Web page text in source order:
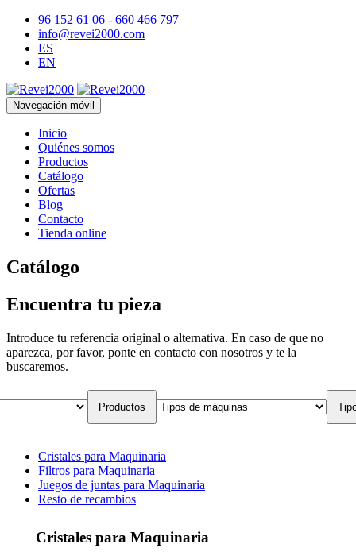
96 152 61 06 - 660 466 797
info@revei2000.com
ES
EN
Navegación móvil
Inicio
Quiénes somos
Productos
Catálogo
Ofertas
Blog
Contacto
Tienda online
Catálogo
Encuentra tu pieza
Introduce tu referencia original o alternativa. En caso de que no
aparezca, por favor, ponte en contacto con nosotros y te la
buscaremos.
Productos
Cristales para Maquinaria
Filtros para Maquinaria
Juegos de juntas para Maquinaria
Resto de recambios
Cristales para Maquinaria